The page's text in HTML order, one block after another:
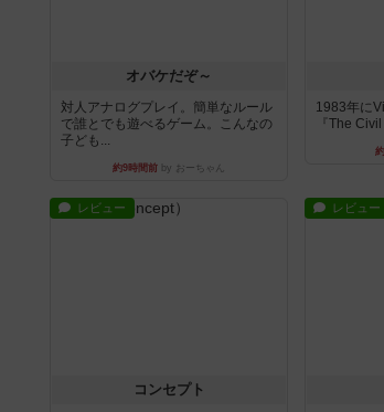
オバケだぞ～
対人アナログプレイ。簡単なルール
で誰とでも遊べるゲーム。こんなの
子ども...
約9時間前 by おーちゃん
1983年に
『The Civil
レビュー
コンセプト
レビュー